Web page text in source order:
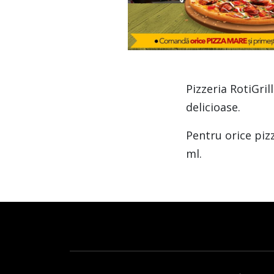
Pizzeria
delicioase.
Pentru orice
ml.